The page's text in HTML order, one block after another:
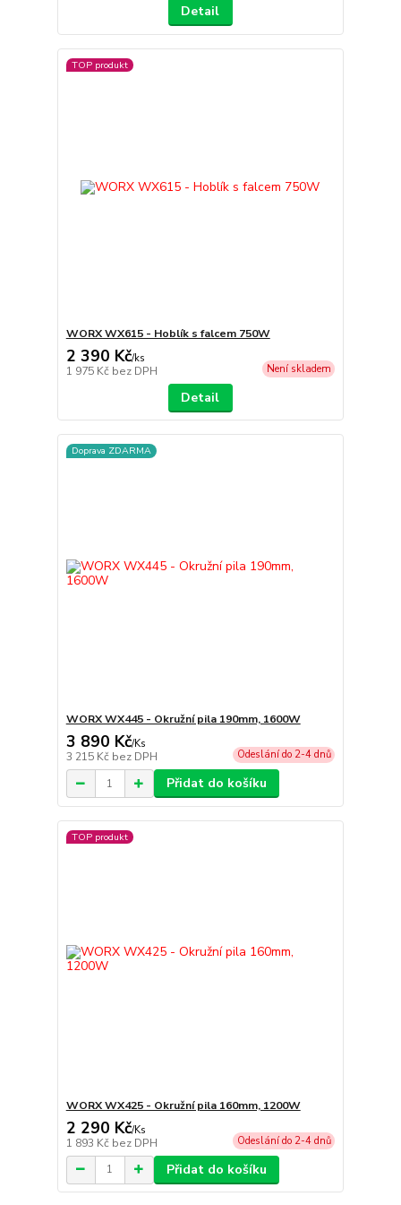
Detail
TOP produkt
WORX WX615 - Hoblík s falcem 750W
2 390 Kč/ks
1 975 Kč bez DPH Není skladem
Detail
Doprava ZDARMA
WORX WX445 - Okružní pila 190mm, 1600W
3 890 Kč/Ks
3 215 Kč bez DPH Odeslání do 2-4 dnů
Přidat do košíku
TOP produkt
WORX WX425 - Okružní pila 160mm, 1200W
2 290 Kč/Ks
1 893 Kč bez DPH Odeslání do 2-4 dnů
Přidat do košíku